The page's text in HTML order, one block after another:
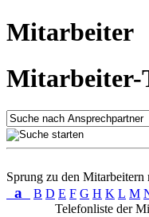
Mitarbeiter
Mitarbeiter-
Sprung zu den Mitarbeitern
a B D E F G H K L M
Telefonliste der